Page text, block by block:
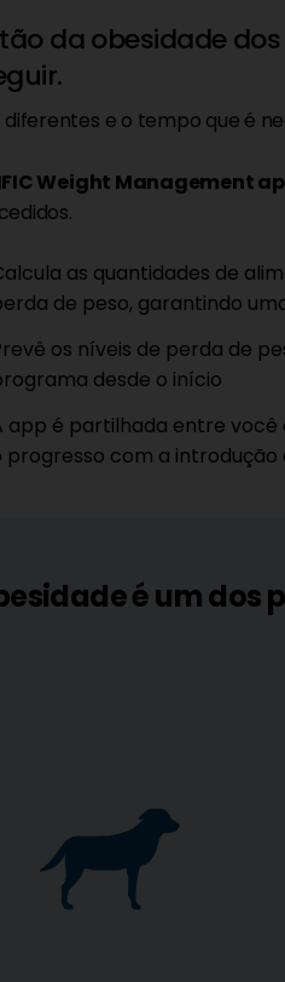
da obesidade
e o tempo que é
Weight Management
as quantidades de
de peso, garantindo
os níveis de perda de
desde o início
app é partilhada entre
progresso com a
é um dos